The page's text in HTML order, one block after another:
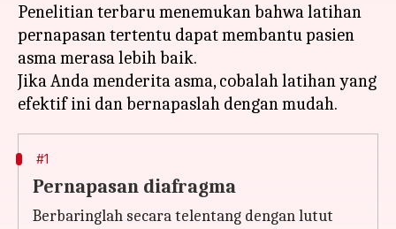
Penelitian terbaru menemukan bahwa latihan
pernapasan tertentu dapat membantu pasien
asma merasa lebih baik.
Jika Anda menderita asma, cobalah latihan yang
#1
Pernapasan diafragma
Berbaringlah secara telentang dengan lutut